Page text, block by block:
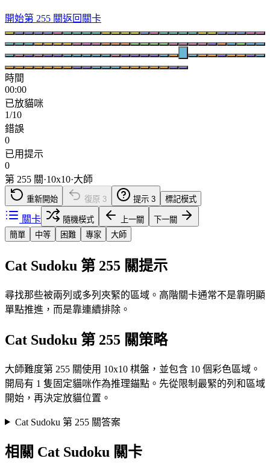
開始第 255 關返回關卡
時間
00:00
已放貓咪
1/10
錯誤
0
已用提示
0
第 255 關·10x10·大師
重新開始 復原 3 提示 3 標記模式
關卡 隨機模式 上一關
下一關
簡單
中等 困難 專家 大師
Cat Sudoku 第 255 關提示
尋找那些被兩列或多列夾緊的區域。高階關卡通常不是靠明顯
單點推進，而是靠連續排除。
Cat Sudoku 第 255 關策略
大師難度第 255 關使用 10x10 棋盤，並包含 10 個彩色區域。
開局有 1 隻固定貓咪作為推理錨點。先從限制最緊的列和區域
開始，再決定放貓位置。
Cat Sudoku 第 255 關答案
相關 Cat Sudoku 關卡